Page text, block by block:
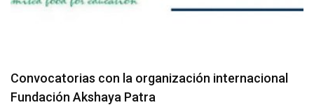
Convocatorias con la organización internacional
Fundación Akshaya Patra